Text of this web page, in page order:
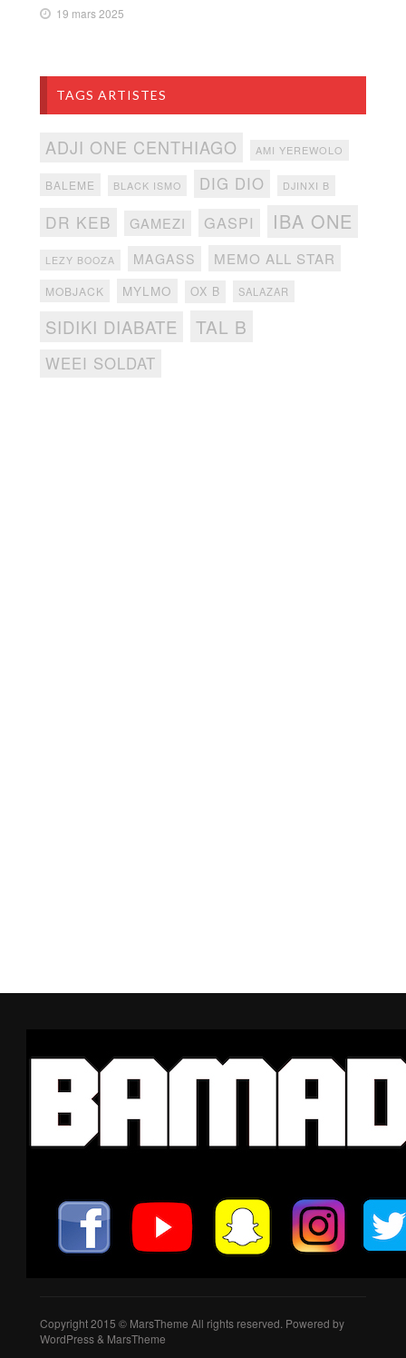
19 mars 2025
TAGS ARTISTES
ADJI ONE CENTHIAGO AMI YEREWOLO
BALEME BLACK ISMO DIG DIO DJINXI B
DR KEB GAMEZI GASPI IBA ONE
LEZY BOOZA MAGASS MEMO ALL STAR
MOBJACK MYLMO OX B SALAZAR
SIDIKI DIABATE TAL B
WEEI SOLDAT
Copyright 2015 © MarsTheme All rights reserved. Powered by
WordPress & MarsTheme